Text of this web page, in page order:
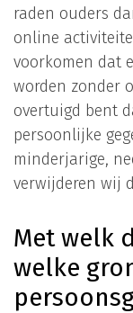
raden ouders
online
voorkomen dat
worden zonder
overtuigd bent
persoonlijke
minderjarige,
verwijderen wij
Met welk
welke